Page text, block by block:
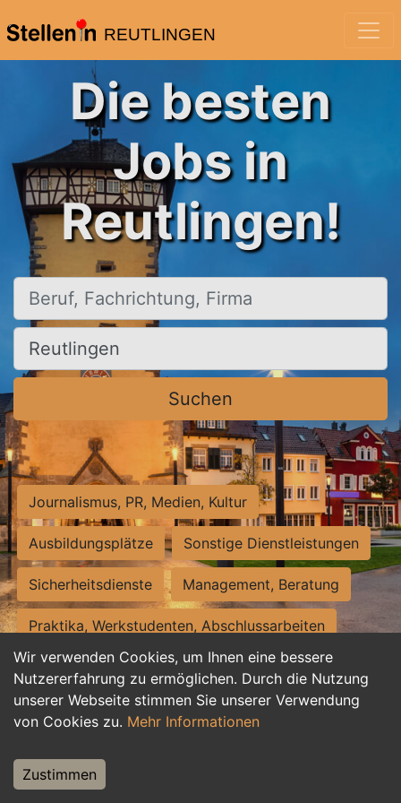
REUTLINGEN
Wir verwenden Cookies, um Ihnen eine bessere
Nutzererfahrung zu ermöglichen. Durch die Nutzung
unserer Webseite stimmen Sie unserer Verwendung
von Cookies zu. Mehr Informationen
Zustimmen
Die besten
Jobs in
Reutlingen!
Beruf, Fachrichtung, Firma
Ort, Stadt
Suchen
Journalismus, PR, Medien, Kultur
Ausbildungsplätze Sonstige Dienstleistungen
Sicherheitsdienste Management, Beratung
Praktika, Werkstudenten, Abschlussarbeiten
Personalwesen Assistenz, Sekretariat
Hilfskräfte, Aushilfs- und Nebenjobs
Weiterbildung, Studium, duale Ausbildung